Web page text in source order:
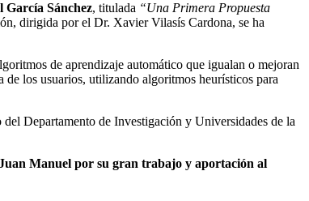
García Sánchez, titulada “Una Primera Propuesta
dirigida por el Dr. Xavier Vilasís Cardona, se ha
de aprendizaje automático que igualan o mejoran
de los usuarios, utilizando algoritmos heurísticos para
Departamento de Investigación y Universidades de la
Manuel por su gran trabajo y aportación al